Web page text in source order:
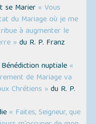
se Marier « Vous
du Mariage où je me
à augmenter le
» du R. P. Franz
nuptiale «
de Mariage va
Chrétiens » du R. P.
« Faites, Seigneur, que